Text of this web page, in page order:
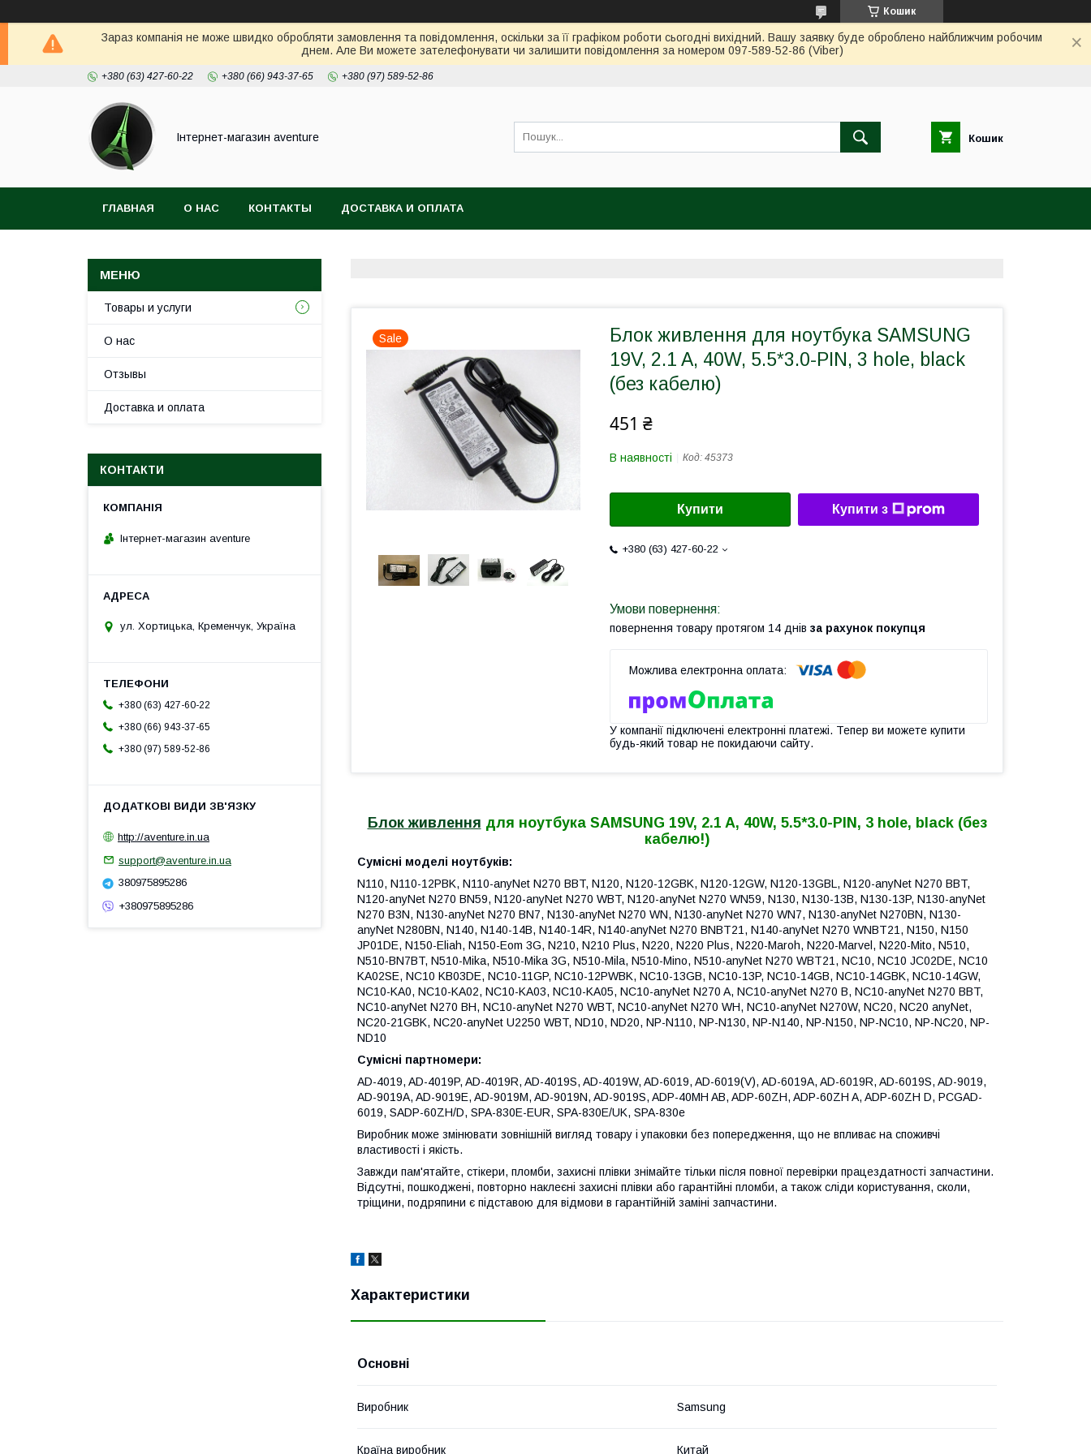
Кошик
Зараз компанія не може швидко обробляти замовлення та повідомлення, оскільки за її графіком роботи сьогодні вихідний. Вашу заявку буде оброблено найближчим робочим
днем. Але Ви можете зателефонувати чи залишити повідомлення за номером 097-589-52-86 (Viber)
+380 (63) 427-60-22 +380 (66) 943-37-65 +380 (97) 589-52-86
Інтернет-магазин aventure Кошик
ГЛАВНАЯ О НАС КОНТАКТЫ ДОСТАВКА И ОПЛАТА
Sale
Блок живлення для ноутбука SAMSUNG
19V, 2.1 A, 40W, 5.5*3.0-PIN, 3 hole, black
(без кабелю)
451 ₴
В наявності Код: 45373
Купити Купити з
+380 (63) 427-60-22
повернення товару протягом 14 днів за рахунок покупця
У компанії підключені електронні платежі. Тепер ви можете купити
будь-який товар не покидаючи сайту.
Блок живлення для ноутбука SAMSUNG 19V, 2.1 A, 40W, 5.5*3.0-PIN, 3 hole, black (без
кабелю!)
Сумісні моделі ноутбуків:
N110, N110-12PBK, N110-anyNet N270 BBT, N120, N120-12GBK, N120-12GW, N120-13GBL, N120-anyNet N270 BBT,
N120-anyNet N270 BN59, N120-anyNet N270 WBT, N120-anyNet N270 WN59, N130, N130-13B, N130-13P, N130-anyNet
N270 B3N, N130-anyNet N270 BN7, N130-anyNet N270 WN, N130-anyNet N270 WN7, N130-anyNet N270BN, N130-
anyNet N280BN, N140, N140-14B, N140-14R, N140-anyNet N270 BNBT21, N140-anyNet N270 WNBT21, N150, N150
JP01DE, N150-Eliah, N150-Eom 3G, N210, N210 Plus, N220, N220 Plus, N220-Maroh, N220-Marvel, N220-Mito, N510,
N510-BN7BT, N510-Mika, N510-Mika 3G, N510-Mila, N510-Mino, N510-anyNet N270 WBT21, NC10, NC10 JC02DE, NC10
KA02SE, NC10 KB03DE, NC10-11GP, NC10-12PWBK, NC10-13GB, NC10-13P, NC10-14GB, NC10-14GBK, NC10-14GW,
NC10-KA0, NC10-KA02, NC10-KA03, NC10-KA05, NC10-anyNet N270 A, NC10-anyNet N270 B, NC10-anyNet N270 BBT,
NC10-anyNet N270 BH, NC10-anyNet N270 WBT, NC10-anyNet N270 WH, NC10-anyNet N270W, NC20, NC20 anyNet,
NC20-21GBK, NC20-anyNet U2250 WBT, ND10, ND20, NP-N110, NP-N130, NP-N140, NP-N150, NP-NC10, NP-NC20, NP-
ND10
Сумісні партномери:
AD-4019, AD-4019P, AD-4019R, AD-4019S, AD-4019W, AD-6019, AD-6019(V), AD-6019A, AD-6019R, AD-6019S, AD-9019,
AD-9019A, AD-9019E, AD-9019M, AD-9019N, AD-9019S, ADP-40MH AB, ADP-60ZH, ADP-60ZH A, ADP-60ZH D, PCGAD-
6019, SADP-60ZH/D, SPA-830E-EUR, SPA-830E/UK, SPA-830e
Виробник може змінювати зовнішній вигляд товару і упаковки без попередження, що не впливає на споживчі
властивості і якість.
Завжди пам'ятайте, стікери, пломби, захисні плівки знімайте тільки після повної перевірки працездатності запчастини.
Відсутні, пошкоджені, повторно наклеєні захисні плівки або гарантійні пломби, а також сліди користування, сколи,
тріщини, подряпини є підставою для відмови в гарантійній заміні запчастини.
Характеристики
Основні
Виробник Samsung
Країна виробник Китай
Товары и услуги
О нас
Отзывы
Доставка и оплата
КОНТАКТИ
Інтернет-магазин aventure
ул. Хортицька, Кременчук, Україна
+380 (63) 427-60-22
+380 (66) 943-37-65
+380 (97) 589-52-86
http://aventure.in.ua
support@aventure.in.ua
380975895286
+380975895286